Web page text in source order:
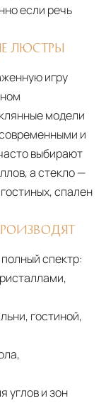
если речь
ЛЮСТРЫ
игру
модели
и
выбирают
а стекло —
спален
спектр:
гостиной,
углов и зон